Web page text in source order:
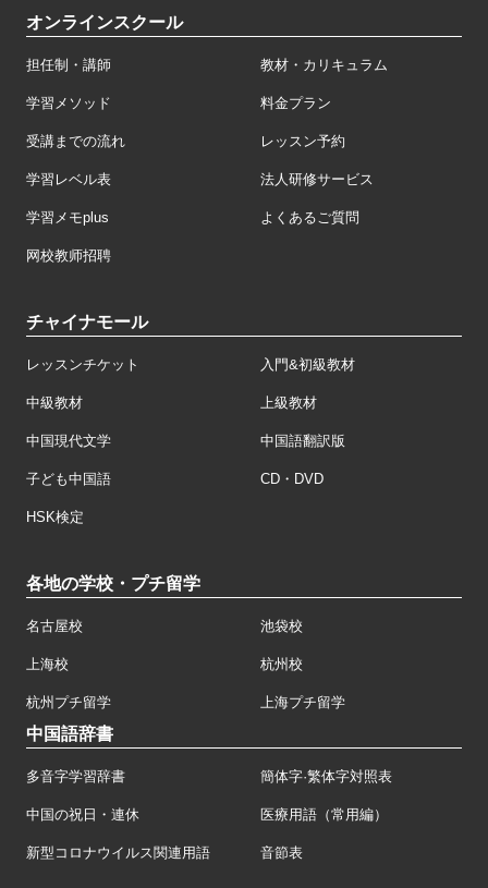
オンラインスクール
担任制・講師 教材・カリキュラム
学習メソッド 料金プラン
受講までの流れ レッスン予約
学習レベル表 法人研修サービス
学習メモplus よくあるご質問
网校教师招聘
チャイナモール
レッスンチケット 入門&初級教材
中級教材 上級教材
中国現代文学 中国語翻訳版
子ども中国語 CD・DVD
HSK検定
各地の学校・プチ留学
名古屋校 池袋校
上海校 杭州校
杭州プチ留学 上海プチ留学
中国語辞書
多音字学習辞書 簡体字·繁体字対照表
中国の祝日・連休 医療用語（常用編）
新型コロナウイルス関連用語 音節表